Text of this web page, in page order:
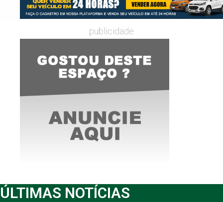
publicidade
ÚLTIMAS NOTÍCIAS